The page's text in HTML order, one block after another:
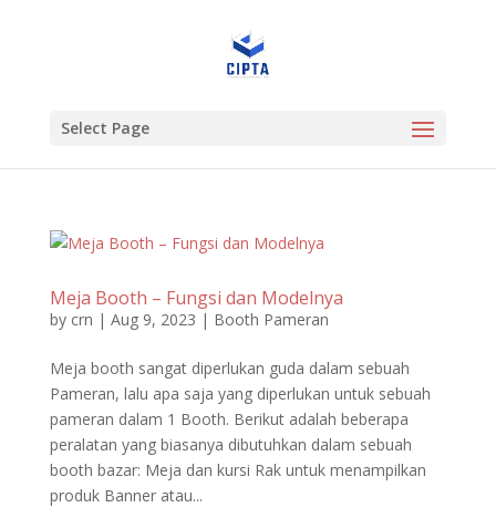
Select Page
Meja Booth – Fungsi dan Modelnya
by crn | Aug 9, 2023 | Booth Pameran
Meja booth sangat diperlukan guda dalam sebuah
Pameran, lalu apa saja yang diperlukan untuk sebuah
pameran dalam 1 Booth. Berikut adalah beberapa
peralatan yang biasanya dibutuhkan dalam sebuah
booth bazar: Meja dan kursi Rak untuk menampilkan
produk Banner atau...